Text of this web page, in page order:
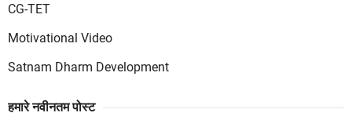
CG-TET
Motivational Video
Satnam Dharm Development
हमारे नवीनतम पोस्ट